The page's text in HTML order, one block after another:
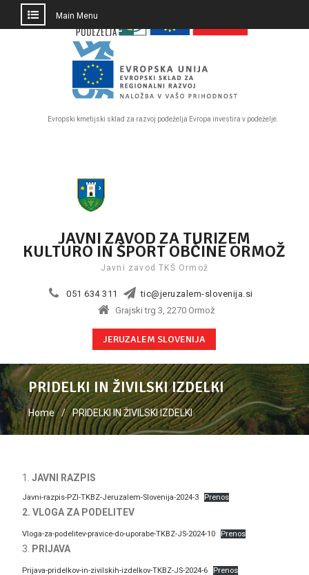
PRESKOČI
Evropski kmetijski sklad za razvoj podeželja Evropa investira v podeželje.
Main Menu
JAVNI ZAVOD ZA TURIZEM
KULTURO IN ŠPORT OBČINE ORMOŽ
Javni zavod TKŠ Ormož
051 634 311
tic@jeruzalem-slovenija.si
Grajski trg 3, 2270 Ormož
JERUZALEM SLOVENIJA
PRIDELKI IN ŽIVILSKI IZDELKI
Home PRIDELKI IN ŽIVILSKI IZDELKI
JAVNI RAZPIS
Javni-razpis-PZI-TKBZ-Jeruzalem-Slovenija-2024-3 Prenos
2. VLOGA ZA PODELITEV
Vloga-za-podelitev-pravice-do-uporabe-TKBZ-JS-2024-10 Prenos
3. PRIJAVA
Prijava-pridelkov-in-zivilskih-izdelkov-TKBZ-JS-2024-6 Prenos